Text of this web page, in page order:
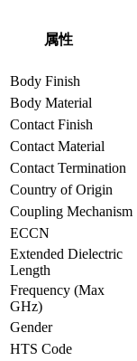
属性
Body Finish
Body Material
Contact Finish
Contact Material
Contact Termination
Country of Origin
Coupling Mechanism
ECCN
Extended Dielectric
Length
Frequency (Max
GHz)
Gender
HTS Code